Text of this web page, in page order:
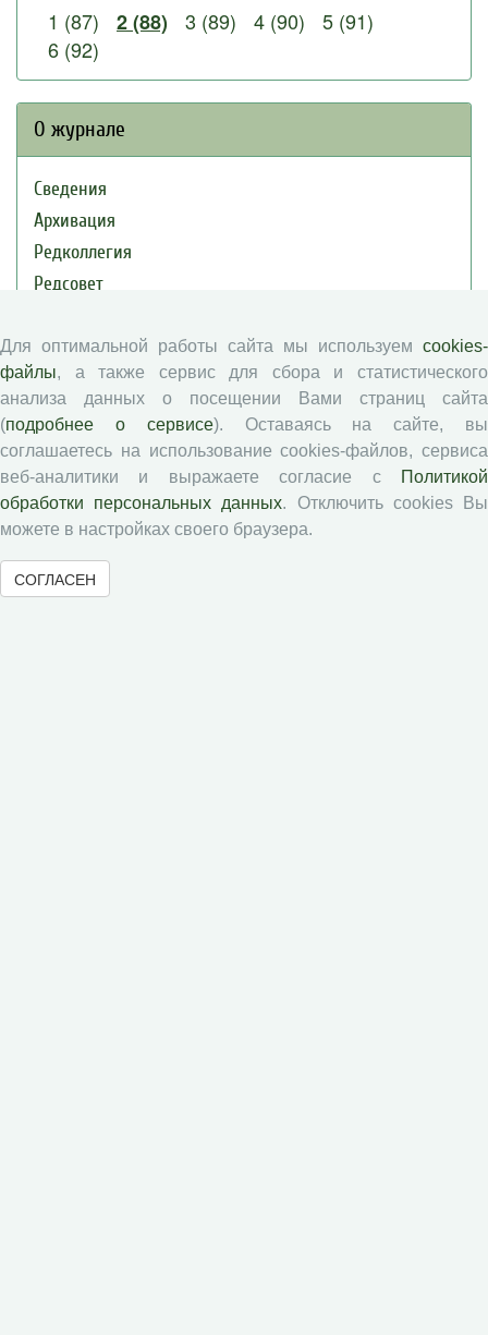
1 (87) 2 (88) 3 (89) 4 (90)
5 (91)
6 (92)
О журнале
Сведения
Архивация
Редколлегия
Редсовет
Контакты
Политика открытого доступа
Цели и задачи
Публикации
Текущий номер (Том 30, №3, 2026)
Архив
Рубрики
Для оптимальной работы сайта мы используем cookies-
файлы, а также сервис для сбора и статистического
анализа данных о посещении Вами страниц сайта
(подробнее о сервисе). Оставаясь на сайте, вы
соглашаетесь на использование cookies-файлов, сервиса
веб-аналитики и выражаете согласие с
Политикой
обработки персональных данных. Отключить cookies Вы
можете в настройках своего браузера.
СОГЛАСЕН